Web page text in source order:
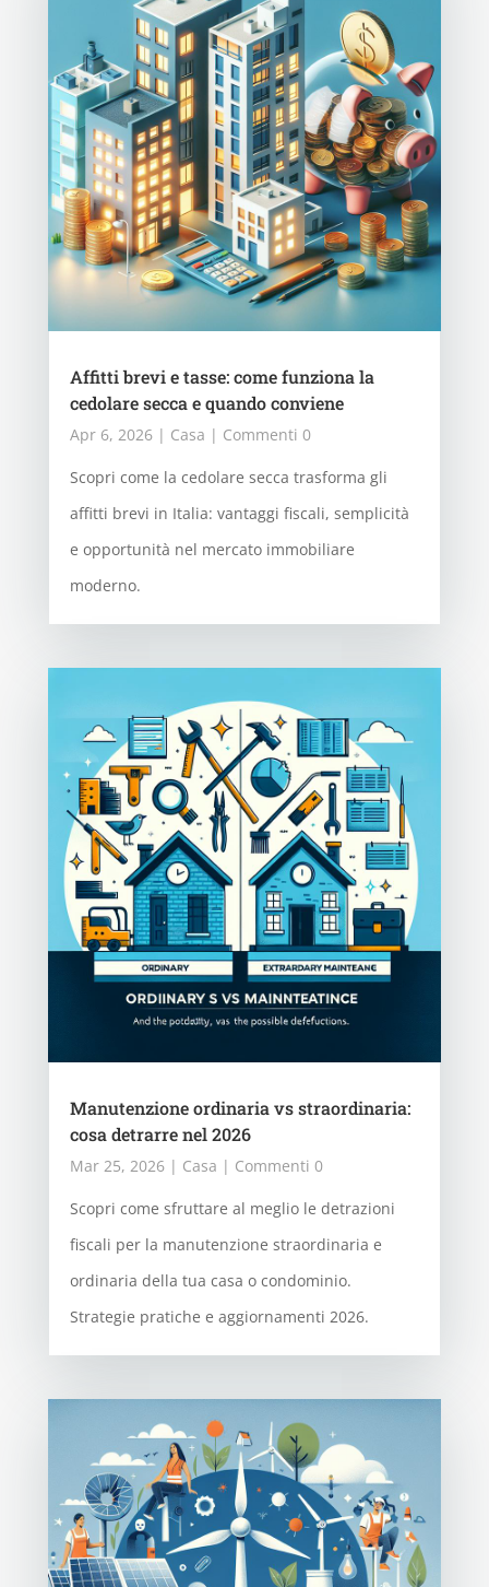
Affitti brevi e tasse: come funziona la
cedolare secca e quando conviene
Apr 6, 2026| Casa | Commenti 0
Scopri come la cedolare secca trasforma gli
affitti brevi in Italia: vantaggi fiscali, semplicità
e opportunità nel mercato immobiliare
moderno.
Manutenzione ordinaria vs straordinaria:
cosa detrarre nel 2026
Mar 25, 2026| Casa | Commenti 0
Scopri come sfruttare al meglio le detrazioni
fiscali per la manutenzione straordinaria e
ordinaria della tua casa o condominio.
Strategie pratiche e aggiornamenti 2026.